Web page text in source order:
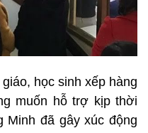
học sinh xếp hàng
muốn hỗ trợ kịp thời
Minh đã gây xúc động